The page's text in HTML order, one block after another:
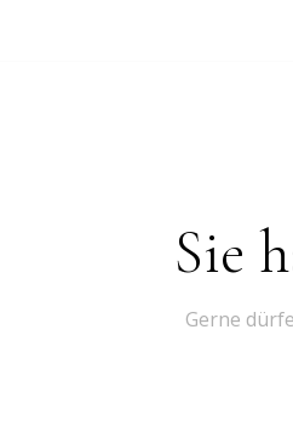
Sie
Gerne